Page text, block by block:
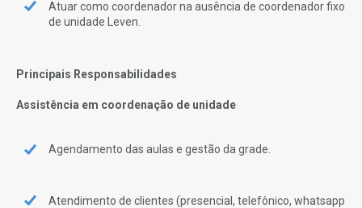
Atuar como coordenador na ausência de coordenador fixo
de unidade Leven.
Principais Responsabilidades
Assistência em coordenação de unidade
Agendamento das aulas e gestão da grade.
Atendimento de clientes (presencial, telefônico, whatsapp